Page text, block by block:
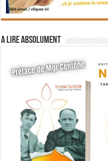
A lire absolument